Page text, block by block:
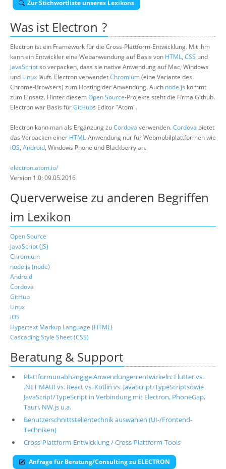
Über uns
Suche
Zur Stichwortliste unseres Lexikons
Was ist Electron ?
Electron ist ein Framework für die Cross-Plattform-Entwicklung. Mit ihm
kann ein Entwickler eine Webanwendung auf Basis von HTML, CSS und
JavaScriptso verpacken, dass sie native Anwendung auf Mac, Windows
und Linux läuft. Electron verwendetChromium(eine Variante des
Chrome-Browsers) zum Hosting der Anwendung. Auch node.js kommt
zum Einsatz. Hinter diesemOpen Source-Projekte steht die Firma Github.
Electron war Basis fürGitHubs Editor "Atom".
Electron kann man als Ergänzung zuCordova verwenden.Cordova bietet
das Verpacken einer HTML-Anwendung nur für Webmobilplattformen wie
iOS, Android, Windows Phone und Blackberry an.
electron.atom.io/
Version 1.0: 09.05.2016
Querverweise zu anderen Begriffen
im Lexikon
Open Source
JavaScript (JS)
Chromium
node.js (node)
Android
Cordova
GitHub
Linux
iOS
Hypertext Markup Language (HTML)
Cascading Style Sheet (CSS)
Beratung & Support
Plattformunabhängige Anwendungen entwickeln: Flutter vs.
.NET MAUI vs. React vs. Kotlin vs. JavaScript/TypeScriptsowie
JavaScript/TypeScript in Verbindung mit Electron, PhoneGap,
Tauri, NW.js u.a.
Benutzerschnittstellentechnik auswählen (UI-/Frontend-
Techniken)
Cross-Plattform-Entwicklung / Cross-Plattform-Tools
Anfrage für Beratung/Consulting zu ELECTRON